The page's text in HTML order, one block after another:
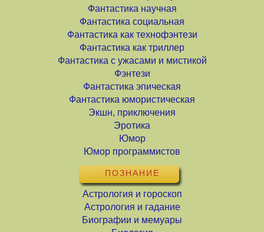
Фантастика научная
Фантастика социальная
Фантастика как технофэнтези
Фантастика как триллер
Фантастика с ужасами и мистикой
Фэнтези
Фантастика эпическая
Фантастика юмористическая
Экшн, приключения
Эротика
Юмор
Юмор программистов
ПОЗНАНИЕ
Астрология и гороскоп
Астрология и гадание
Биографии и мемуары